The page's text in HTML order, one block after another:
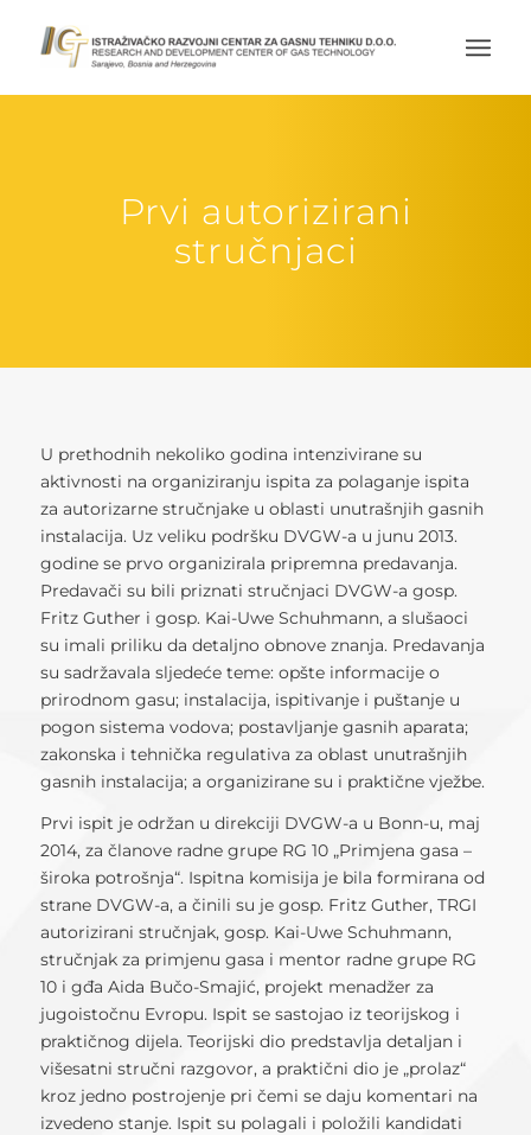
Prvi autorizirani
stručnjaci
U prethodnih nekoliko godina intenzivirane su
aktivnosti na organiziranju ispita za polaganje ispita
za autorizarne stručnjake u oblasti unutrašnjih gasnih
instalacija. Uz veliku podršku DVGW-a u junu 2013.
godine se prvo organizirala pripremna predavanja.
Predavači su bili priznati stručnjaci DVGW-a gosp.
Fritz Guther i gosp. Kai-Uwe Schuhmann, a slušaoci
su imali priliku da detaljno obnove znanja. Predavanja
su sadržavala sljedeće teme: opšte informacije o
prirodnom gasu; instalacija, ispitivanje i puštanje u
pogon sistema vodova; postavljanje gasnih aparata;
zakonska i tehnička regulativa za oblast unutrašnjih
gasnih instalacija; a organizirane su i praktične vježbe.
Prvi ispit je održan u direkciji DVGW-a u Bonn-u, maj
2014, za članove radne grupe RG 10 „Primjena gasa –
široka potrošnja“. Ispitna komisija je bila formirana od
strane DVGW-a, a činili su je gosp. Fritz Guther, TRGI
autorizirani stručnjak, gosp. Kai-Uwe Schuhmann,
stručnjak za primjenu gasa i mentor radne grupe RG
10 i gđa Aida Bučo-Smajić, projekt menadžer za
jugoistočnu Evropu. Ispit se sastojao iz teorijskog i
praktičnog dijela. Teorijski dio predstavlja detaljan i
višesatni stručni razgovor, a praktični dio je „prolaz“
kroz jedno postrojenje pri čemi se daju komentari na
izvedeno stanje. Ispit su polagali i položili kandidati